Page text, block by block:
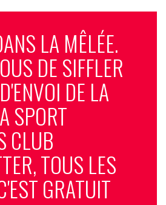
LA MÊLÉE.
DE SIFFLER
DE LA
SPORT
CLUB
TOUS LES
GRATUIT